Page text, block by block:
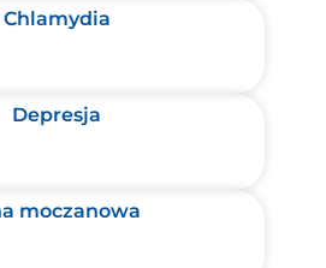
Chlamydia
Depresja
moczanowa